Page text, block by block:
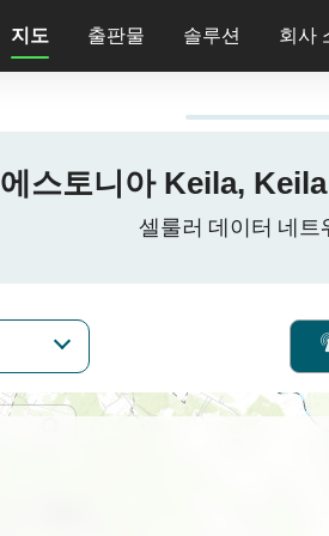
지도 출판물 솔루션 회사
에스토니아 Keila,
셀룰러 데이터 네트